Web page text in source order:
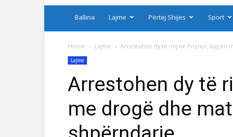
Ballina Lajme Përtej Shijes Sport
Home Lajme Arrestohen dy të rinj në Prizren, kapen
Lajme
Arrestohen dy të
me drogë dhe